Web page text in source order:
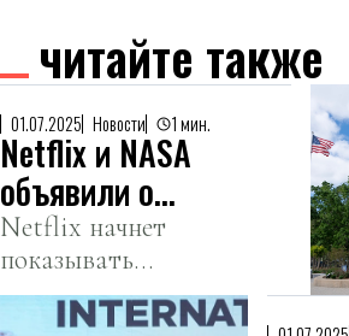
читайте также
01.07.2025 Новости 1 мин.
Netflix и NASA
объявили о
сотрудничестве
Netflix начнет
показывать
прямые эфиры
миссий.